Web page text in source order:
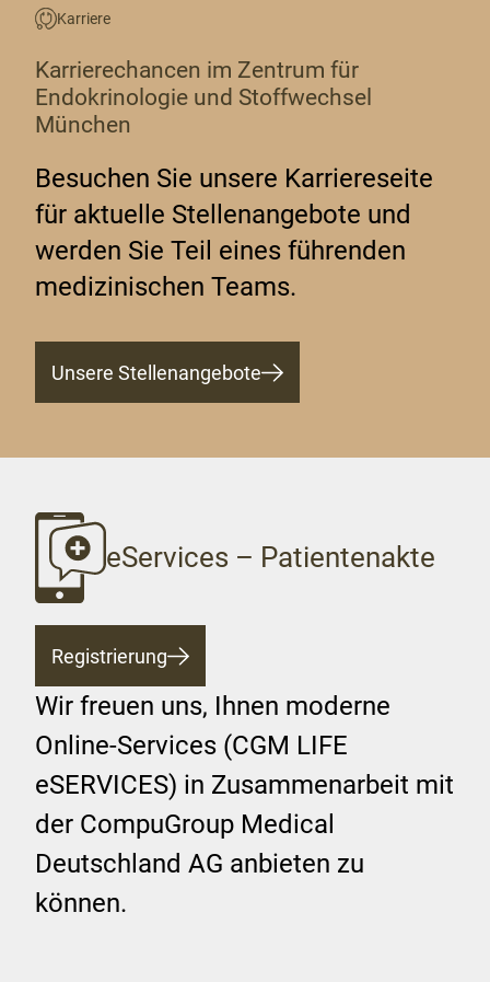
Karriere
Karrierechancen im Zentrum für
Endokrinologie und Stoffwechsel
München
Besuchen Sie unsere Karriereseite
für aktuelle Stellenangebote und
werden Sie Teil eines führenden
medizinischen Teams.
Unsere Stellenangebote
eServices – Patientenakte
Registrierung
Wir freuen uns, Ihnen moderne
Online-Services (CGM LIFE
eSERVICES) in Zusammenarbeit mit
der CompuGroup Medical
Deutschland AG anbieten zu
können.